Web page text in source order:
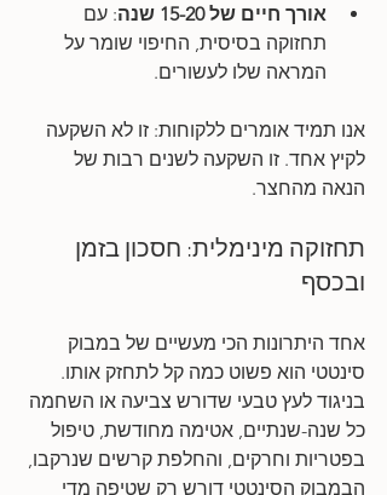
אורך חיים של 15-20 שנה
: עם
תחזוקה בסיסית, החיפוי שומר על
המראה שלו לעשורים.
אנו תמיד אומרים ללקוחות: זו לא השקעה
לקיץ אחד. זו השקעה לשנים רבות של
הנאה מהחצר.
תחזוקה מינימלית: חסכון בזמן
ובכסף
אחד היתרונות הכי מעשיים של במבוק
סינטטי הוא פשוט כמה קל לתחזק אותו.
בניגוד לעץ טבעי שדורש צביעה או השחמה
כל שנה-שנתיים, אטימה מחודשת, טיפול
בפטריות וחרקים, והחלפת קרשים שנרקבו,
הבמבוק הסינטטי דורש רק שטיפה מדי